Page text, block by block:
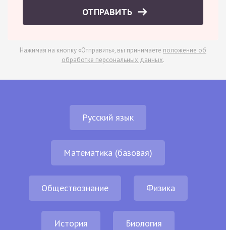
ОТПРАВИТЬ
Нажимая на кнопку «Отправить», вы принимаете положение об
обработке персональных данных.
Русский язык
Математика (базовая)
Обществознание Физика
История Биология